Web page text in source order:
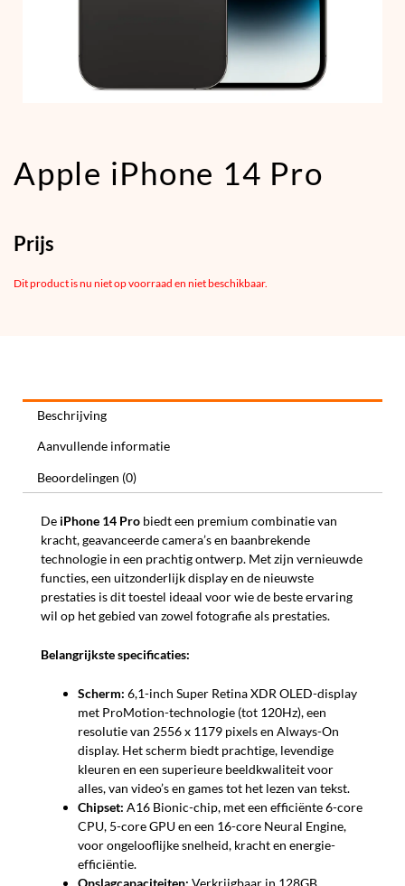
Apple iPhone 14 Pro
Prijs
Dit product is nu niet op voorraad en niet beschikbaar.
Beschrijving
Aanvullende informatie
Beoordelingen (0)
De iPhone 14 Pro biedt een premium combinatie van
kracht, geavanceerde camera’s en baanbrekende
technologie in een prachtig ontwerp. Met zijn vernieuwde
functies, een uitzonderlijk display en de nieuwste
prestaties is dit toestel ideaal voor wie de beste ervaring
wil op het gebied van zowel fotografie als prestaties.
Belangrijkste specificaties:
Scherm: 6,1-inch Super Retina XDR OLED-display
met ProMotion-technologie (tot 120Hz), een
resolutie van 2556 x 1179 pixels en Always-On
display. Het scherm biedt prachtige, levendige
kleuren en een superieure beeldkwaliteit voor
alles, van video’s en games tot het lezen van tekst.
Chipset: A16 Bionic-chip, met een efficiënte 6-core
CPU, 5-core GPU en een 16-core Neural Engine,
voor ongelooflijke snelheid, kracht en energie-
efficiëntie.
Opslagcapaciteiten: Verkrijgbaar in 128GB,